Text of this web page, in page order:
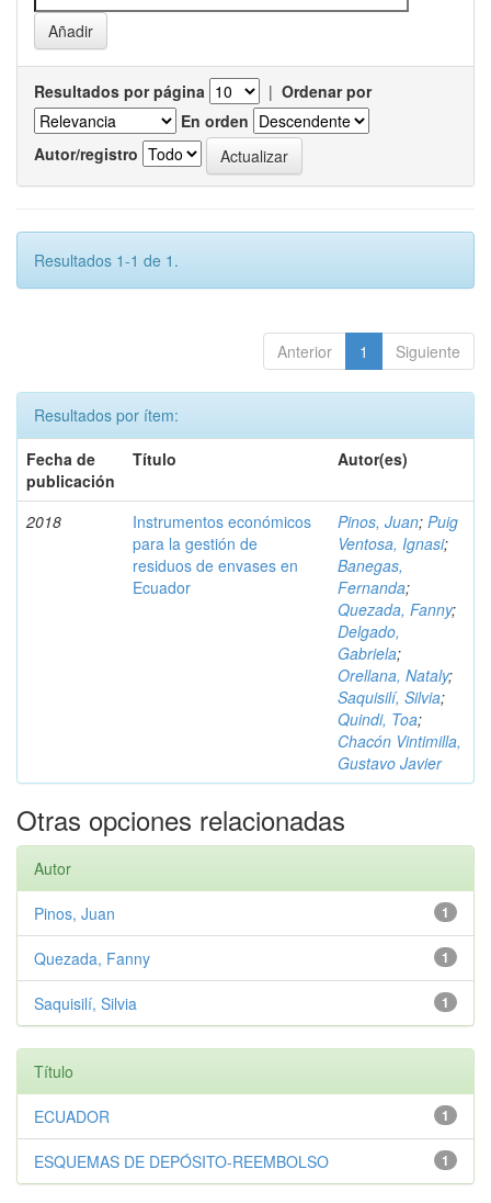
Resultados por página | Ordenar por
En orden
Autor/registro
Resultados 1-1 de 1.
Anterior 1 Siguiente
Resultados por ítem:
Fecha de
publicación
Título Autor(es)
2018
Instrumentos económicos
para la gestión de
residuos de envases en
Ecuador
Pinos, Juan; Puig
Ventosa, Ignasi;
Banegas,
Fernanda;
Quezada, Fanny;
Delgado,
Gabriela;
Orellana, Nataly;
Saquisilí, Silvia;
Quindi, Toa;
Chacón Vintimilla,
Gustavo Javier
Otras opciones relacionadas
Autor
1
Pinos, Juan
1
Quezada, Fanny
1
Saquisilí, Silvia
Título
1
ECUADOR
1
ESQUEMAS DE DEPÓSITO-REEMBOLSO